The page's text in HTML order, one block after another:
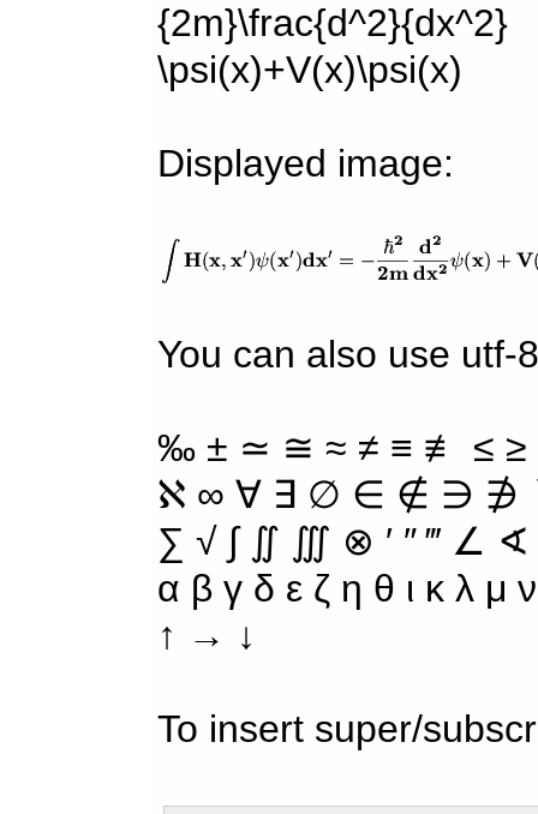
{2m}\frac{d^2}{dx^2}
\psi(x)+V(x)\psi(x)
Displayed image:
You can also use utf-
‰ ± ≃ ≅ ≈ ≠ ≡ ≢ ≤
ℵ ∞ ∀ ∃ ∅ ∈ ∉ ∋ ∌
∑ √ ∫ ∬ ∭ ⊗ ′ ″ ‴ ∠
α β γ δ ε ζ η θ ι κ λ
↑ → ↓
To insert super/